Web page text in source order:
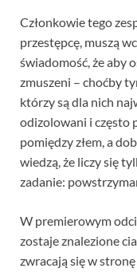
Członkowie tego
przestępcę, muszą
świadomość, że aby
zmuszeni – choćby
którzy są dla nich
odizolowani i często
pomiędzy złem, a
wiedzą, że liczy się
zadanie:
W premierowym
zostaje znalezione
zwracają się w